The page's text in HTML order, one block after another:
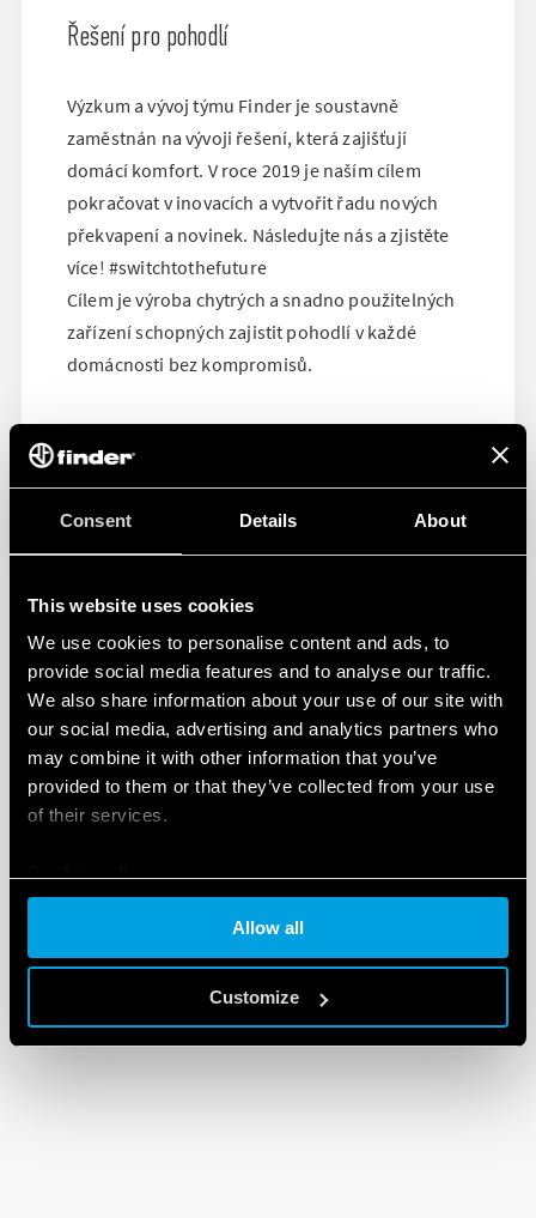
Consent Details About
This website uses cookies
We use cookies to personalise content and ads, to
provide social media features and to analyse our traffic.
We also share information about your use of our site with
our social media, advertising and analytics partners who
may combine it with other information that you’ve
provided to them or that they’ve collected from your use
of their services.
Allow all
Customize
Řešení pro pohodlí
Výzkum a vývoj týmu Finder je soustavně
zaměstnán na vývoji řešení, která zajišťují
domácí komfort. V roce 2019 je naším cílem
pokračovat v inovacích a vytvořit řadu nových
překvapení a novinek. Následujte nás a zjistěte
více! #switchtothefuture
Cílem je výroba chytrých a snadno použitelných
zařízení schopných zajistit pohodlí v každé
domácnosti bez kompromisů.